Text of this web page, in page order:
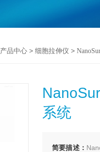
产品中心> 细胞拉伸仪 >
系统
简要描述：